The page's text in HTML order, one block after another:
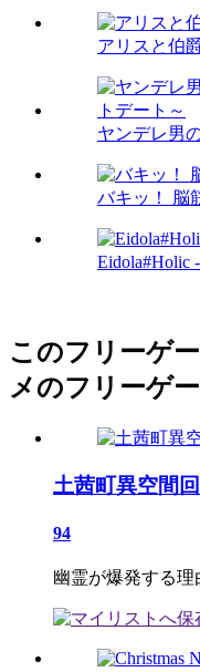
アリスと伯
ヤンデレ男
バキッ！ 脳
Eidola#Holic
このフリーゲ
メのフリーゲ
土茜町異空間
94
幽霊が爆発する理